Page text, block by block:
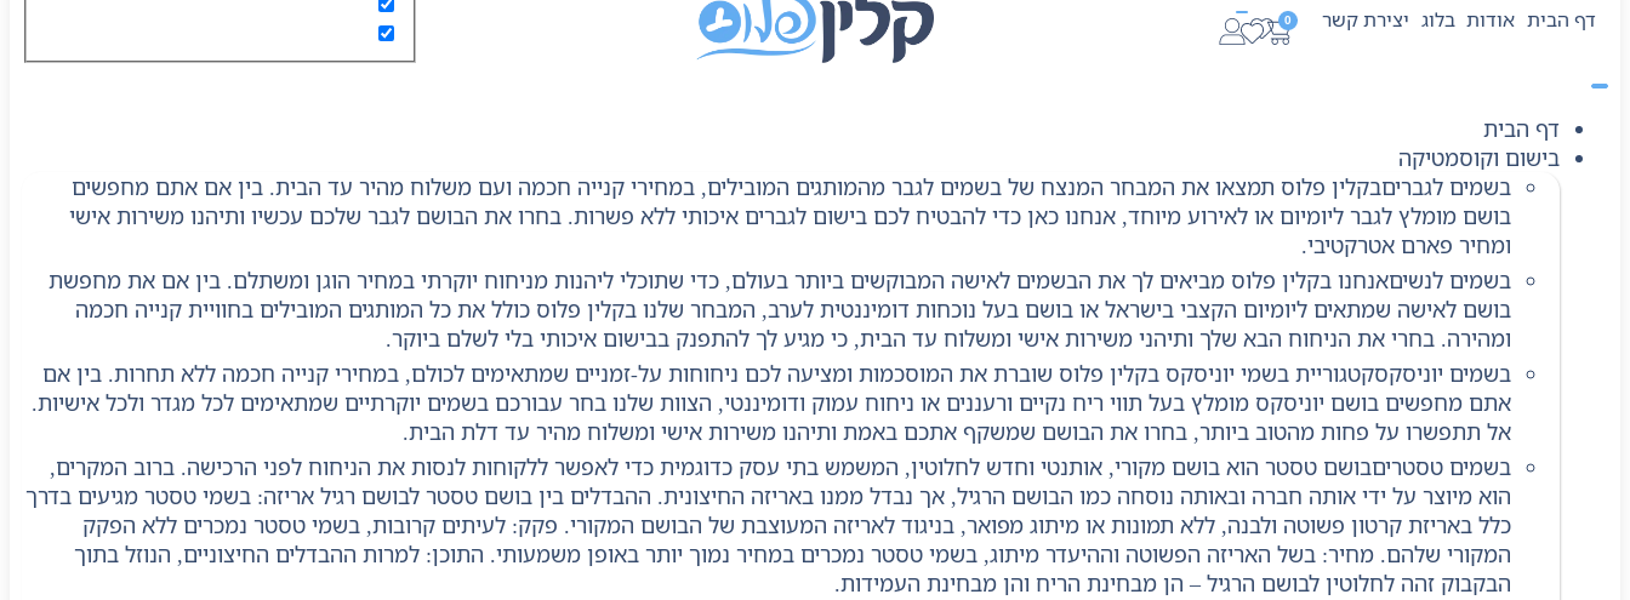
דף הבית אודות בלוג יצירת קשר 0
דף הבית
בישום וקוסמטיקה
בשמים לגבריםבקלין פלוס תמצאו את המבחר המנצח של בשמים לגבר מהמותגים המובילים, במחירי קנייה חכמה ועם משלוח מהיר עד הבית. בין אם אתם מחפשים
בושם מומלץ לגבר ליומיום או לאירוע מיוחד, אנחנו כאן כדי להבטיח לכם בישום לגברים איכותי ללא פשרות. בחרו את הבושם לגבר שלכם עכשיו ותיהנו משירות אישי
ומחיר פארם אטרקטיבי.
בשמים לנשיםאנחנו בקלין פלוס מביאים לך את הבשמים לאישה המבוקשים ביותר בעולם, כדי שתוכלי ליהנות מניחוח יוקרתי במחיר הוגן ומשתלם. בין אם את מחפשת
בושם לאישה שמתאים ליומיום הקצבי בישראל או בושם בעל נוכחות דומיננטית לערב, המבחר שלנו בקלין פלוס כולל את כל המותגים המובילים בחוויית קנייה חכמה
ומהירה. בחרי את הניחוח הבא שלך ותיהני משירות אישי ומשלוח עד הבית, כי מגיע לך להתפנק בבישום איכותי בלי לשלם ביוקר.
בשמים יוניסקסקטגוריית בשמי יוניסקס בקלין פלוס שוברת את המוסכמות ומציעה לכם ניחוחות על-זמניים שמתאימים לכולם, במחירי קנייה חכמה ללא תחרות. בין אם
אתם מחפשים בושם יוניסקס מומלץ בעל תווי ריח נקיים ורעננים או ניחוח עמוק ודומיננטי, הצוות שלנו בחר עבורכם בשמים יוקרתיים שמתאימים לכל מגדר ולכל אישיות.
אל תתפשרו על פחות מהטוב ביותר, בחרו את הבושם שמשקף אתכם באמת ותיהנו משירות אישי ומשלוח מהיר עד דלת הבית.
בשמים טסטריםבושם טסטר הוא בושם מקורי, אותנטי וחדש לחלוטין, המשמש בתי עסק כדוגמית כדי לאפשר ללקוחות לנסות את הניחוח לפני הרכישה. ברוב המקרים,
הוא מיוצר על ידי אותה חברה ובאותה נוסחה כמו הבושם הרגיל, אך נבדל ממנו באריזה החיצונית. ההבדלים בין בושם טסטר לבושם רגיל אריזה: בשמי טסטר מגיעים בדרך
כלל באריזת קרטון פשוטה ולבנה, ללא תמונות או מיתוג מפואר, בניגוד לאריזה המעוצבת של הבושם המקורי. פקק: לעיתים קרובות, בשמי טסטר נמכרים ללא הפקק
המקורי שלהם. מחיר: בשל האריזה הפשוטה וההיעדר מיתוג, בשמי טסטר נמכרים במחיר נמוך יותר באופן משמעותי. התוכן: למרות ההבדלים החיצוניים, הנוזל בתוך
הבקבוק זהה לחלוטין לבושם הרגיל – הן מבחינת הריח והן מבחינת העמידות.